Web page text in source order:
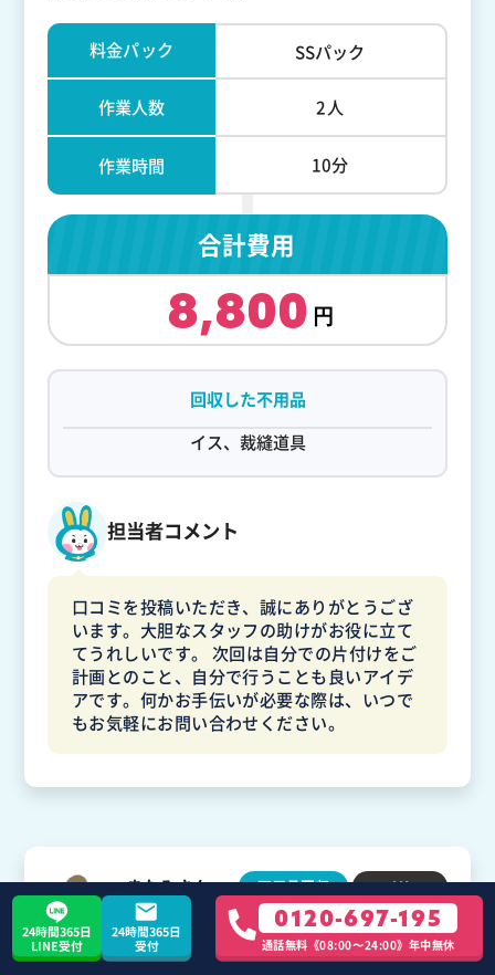
料金パック SSパック
作業人数 2人
作業時間 10分
合計費用
8,800
回収した不用品
イス、裁縫道具
担当者コメント
口コミを投稿いただき、誠にありがとうござ
います。大胆なスタッフの助けがお役に立て
てうれしいです。 次回は自分での片付けをご
計画とのこと、自分で行うことも良いアイデ
アです。何かお手伝いが必要な際は、いつで
もお気軽にお問い合わせください。
まなみさん
20代 / 埼玉県 / 吉川市
不用品回収 1K
24時間365日
LINE受付
24時間365日
受付
0120-697-195
通話無料《08:00〜24:00》年中無休